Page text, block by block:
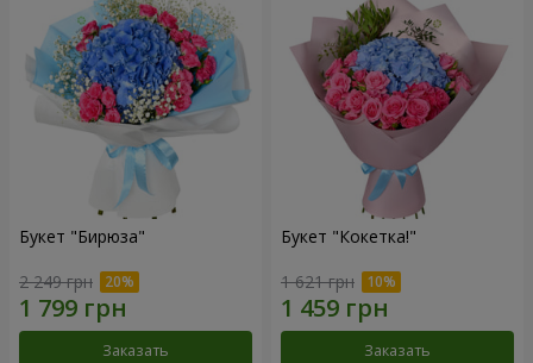
Букет "Бирюза"
2 249 грн
Заказать
Букет "Кокетка!"
1 621 грн
Заказать